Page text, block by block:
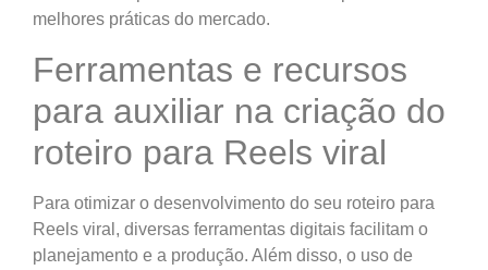
melhores práticas do mercado.
Ferramentas e recursos
para auxiliar na criação do
roteiro para Reels viral
Para otimizar o desenvolvimento do seu roteiro para
Reels viral, diversas ferramentas digitais facilitam o
planejamento e a produção. Além disso, o uso de